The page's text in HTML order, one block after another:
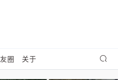
友圈 关于